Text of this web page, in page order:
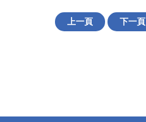
上一頁 下一頁